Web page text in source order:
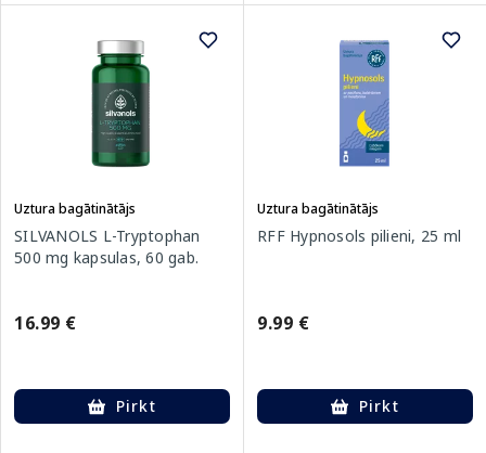
Uztura bagātinātājs
SILVANOLS L-Tryptophan
500 mg kapsulas, 60 gab.
16.99 €
Pirkt
Uztura bagātinātājs
RFF Hypnosols pilieni, 25 ml
9.99 €
Pirkt